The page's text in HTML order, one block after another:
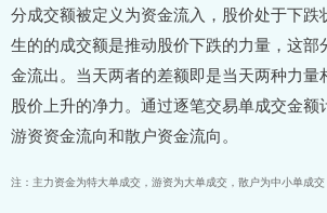
分成交额被定义为资金流入，股价处于下跌
生的的成交额是推动股价下跌的力量，这部
金流出。当天两者的差额即是当天两种力量
股价上升的净力。通过逐笔交易单成交金额
游资资金流向和散户资金流向。
注：主力资金为特大单成交，游资为大单成交，散户为中小单成交